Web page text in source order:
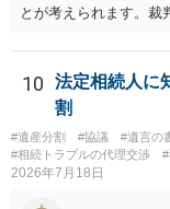
とが考えられます。裁
能と思われます。時間
揃える必要があります
10
法定相続人に
割
#遺産分割 #協議 #遺言の
#相続トラブルの代理交渉
2026年7月18日